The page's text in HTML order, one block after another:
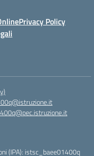
Privacy Policy
(IPA): istsc_baee01400q